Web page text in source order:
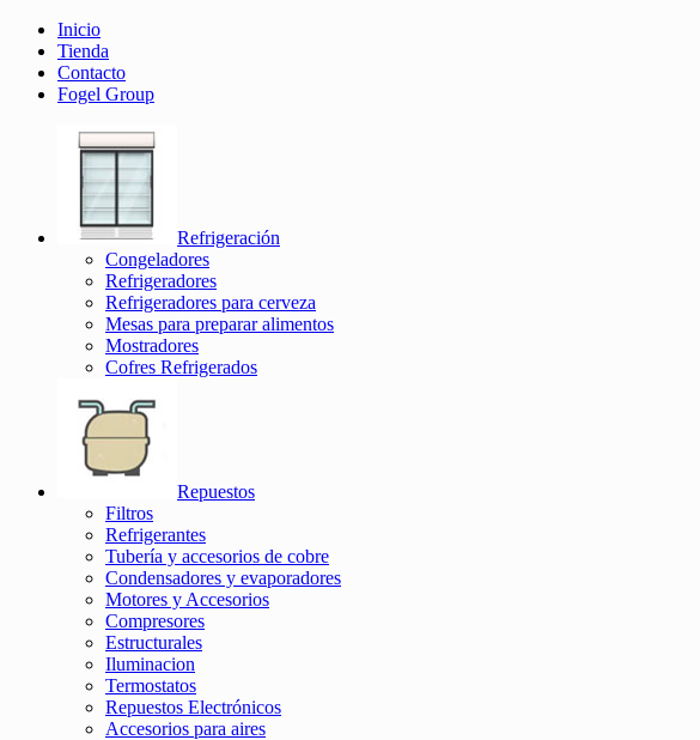
Inicio
Tienda
Contacto
Fogel Group
Refrigeración
Congeladores
Refrigeradores
Refrigeradores para cerveza
Mesas para preparar alimentos
Mostradores
Cofres Refrigerados
Repuestos
Filtros
Refrigerantes
Tubería y accesorios de cobre
Condensadores y evaporadores
Motores y Accesorios
Compresores
Estructurales
Iluminacion
Termostatos
Repuestos Electrónicos
Accesorios para aires